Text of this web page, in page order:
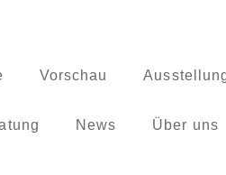
Vorschau
News Über uns